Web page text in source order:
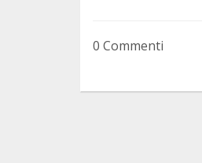
0 Commenti